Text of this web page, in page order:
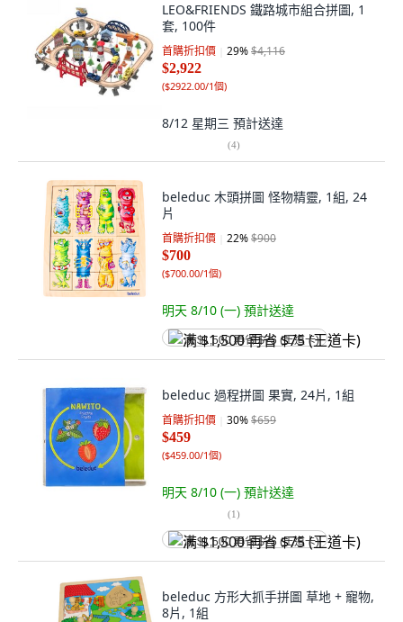
LEO&FRIENDS 鐵路城市組合拼圖, 1
套, 100件
首購折扣價 29%$4,116
$2,922
($2922.00/1個)
8/12 星期三 預計送達
(4)
beleduc 木頭拼圖 怪物精靈, 1組, 24
片
首購折扣價 22%$900
$700
($700.00/1個)
明天 8/10 (一) 預計送達
满 $1,500 再省 $75 (王道卡)
beleduc 過程拼圖 果實, 24片, 1組
首購折扣價 30%$659
$459
($459.00/1個)
明天 8/10 (一) 預計送達
(1)
满 $1,500 再省 $75 (王道卡)
beleduc 方形大抓手拼圖 草地 + 寵物,
8片, 1組